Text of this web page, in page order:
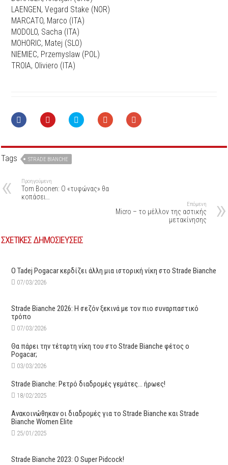
LAENGEN, Vegard Stake (NOR)
MARCATO, Marco (ITA)
MODOLO, Sacha (ITA)
MOHORIC, Matej (SLO)
NIEMIEC, Przemyslaw (POL)
TROIA, Oliviero (ITA)
Tags STRADE BIANCHE
Προηγούμενη
Tom Boonen: Ο «τυφώνας» θα
κοπάσει…
Επόμενη
Micro – το μέλλον της αστικής
μετακίνησης
ΣΧΕΤΙΚΕΣ ΔΗΜΟΣΙΕΥΣΕΙΣ
O Tadej Pogacar κερδίζει άλλη μια ιστορική νίκη στο Strade Bianche
07/03/2026
Strade Bianche 2026: Η σεζόν ξεκινά με τον πιο συναρπαστικό
τρόπο
07/03/2026
Θα πάρει την τέταρτη νίκη του στο Strade Bianche φέτος ο
Pogacar;
03/03/2026
Strade Bianche: Ρετρό διαδρομές γεμάτες… ήρωες!
18/02/2025
Ανακοινώθηκαν οι διαδρομές για το Strade Bianche και Strade
Bianche Women Elite
25/01/2025
Strade Bianche 2023: O Super Pidcock!